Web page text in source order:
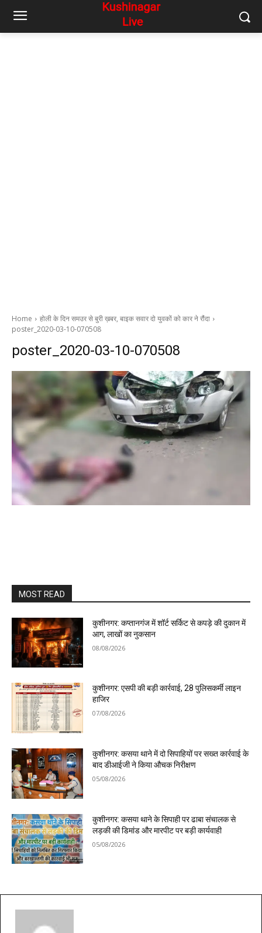
Home
होली के दिन समउर से बुरी ख़बर, बाइक सवार दो युवकों को कार ने रौंदा
poster_2020-03-10-070508
poster_2020-03-10-070508
MOST READ
कुशीनगर: कप्तानगंज में शॉर्ट सर्किट से कपड़े की दुकान में
आग, लाखों का नुकसान
08/08/2026
कुशीनगर: एसपी की बड़ी कार्रवाई, 28 पुलिसकर्मी लाइन
हाजिर
07/08/2026
कुशीनगर: कसया थाने में दो सिपाहियों पर सख्त कार्रवाई के
बाद डीआईजी ने किया औचक निरीक्षण
05/08/2026
कुशीनगर: कसया थाने के सिपाही पर ढाबा संचालक से
लड़की की डिमांड और मारपीट पर बड़ी कार्यवाही
05/08/2026